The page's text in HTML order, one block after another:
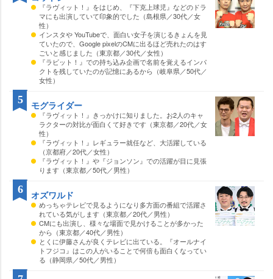
『ラヴィット！』をはじめ、『下克上球児』などのドラ
マにも出演していて印象的でした（島根県／30代／女
性）
インスタや YouTubeで、面白い女子を演じるきょんを見
ていたので、Google pixelのCMに出るほど売れたのはす
ごいと感じました（東京都／30代／女性）
『ラビット！』での持ち込み企画で名前を覚えるインパ
クトを残していたのが記憶にあるから（岐阜県／50代／
女性）
モグライダー
『ラヴィット！』きっかけに知りました。お2人のキャ
ラクターの対比が面白くて好きです（東京都／20代／女
性）
『ラヴィット！』レギュラー就任など、大活躍している
（京都府／20代／女性）
『ラヴィット！』や『ジョンソン』での活躍が目に見張
ります（東京都／50代／男性）
5
オズワルド
めっちゃテレビで見るようになり多方面の番組で活躍さ
れている気がします（東京都／20代／男性）
CMにも出演し、様々な場面で見かけることが多かった
から（東京都／40代／男性）
とくに伊藤さんが良くテレビに出ている。『オールナイ
トフジコ』はこの人がいることで何倍も面白くなってい
る（静岡県／50代／男性）
6